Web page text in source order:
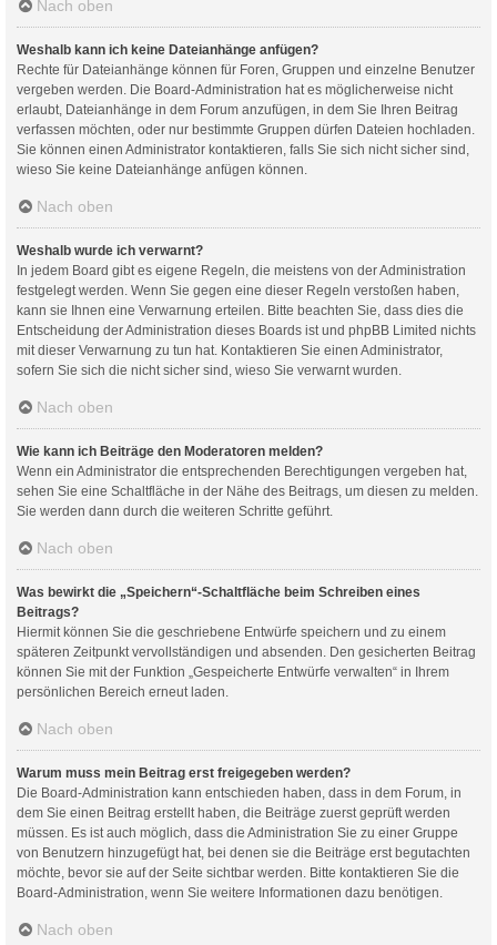
Nach oben
Weshalb kann ich keine Dateianhänge anfügen?
Rechte für Dateianhänge können für Foren, Gruppen und einzelne Benutzer
vergeben werden. Die Board-Administration hat es möglicherweise nicht
erlaubt, Dateianhänge in dem Forum anzufügen, in dem Sie Ihren Beitrag
verfassen möchten, oder nur bestimmte Gruppen dürfen Dateien hochladen.
Sie können einen Administrator kontaktieren, falls Sie sich nicht sicher sind,
wieso Sie keine Dateianhänge anfügen können.
Nach oben
Weshalb wurde ich verwarnt?
In jedem Board gibt es eigene Regeln, die meistens von der Administration
festgelegt werden. Wenn Sie gegen eine dieser Regeln verstoßen haben,
kann sie Ihnen eine Verwarnung erteilen. Bitte beachten Sie, dass dies die
Entscheidung der Administration dieses Boards ist und phpBB Limited nichts
mit dieser Verwarnung zu tun hat. Kontaktieren Sie einen Administrator,
sofern Sie sich die nicht sicher sind, wieso Sie verwarnt wurden.
Nach oben
Wie kann ich Beiträge den Moderatoren melden?
Wenn ein Administrator die entsprechenden Berechtigungen vergeben hat,
sehen Sie eine Schaltfläche in der Nähe des Beitrags, um diesen zu melden.
Sie werden dann durch die weiteren Schritte geführt.
Nach oben
Was bewirkt die „Speichern“-Schaltfläche beim Schreiben eines
Beitrags?
Hiermit können Sie die geschriebene Entwürfe speichern und zu einem
späteren Zeitpunkt vervollständigen und absenden. Den gesicherten Beitrag
können Sie mit der Funktion „Gespeicherte Entwürfe verwalten“ in Ihrem
persönlichen Bereich erneut laden.
Nach oben
Warum muss mein Beitrag erst freigegeben werden?
Die Board-Administration kann entschieden haben, dass in dem Forum, in
dem Sie einen Beitrag erstellt haben, die Beiträge zuerst geprüft werden
müssen. Es ist auch möglich, dass die Administration Sie zu einer Gruppe
von Benutzern hinzugefügt hat, bei denen sie die Beiträge erst begutachten
möchte, bevor sie auf der Seite sichtbar werden. Bitte kontaktieren Sie die
Board-Administration, wenn Sie weitere Informationen dazu benötigen.
Nach oben